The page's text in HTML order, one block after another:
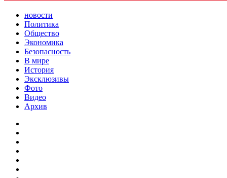
новости
Политика
Общество
Экономика
Безопасность
В мире
История
Эксклюзивы
Фото
Видео
Архив